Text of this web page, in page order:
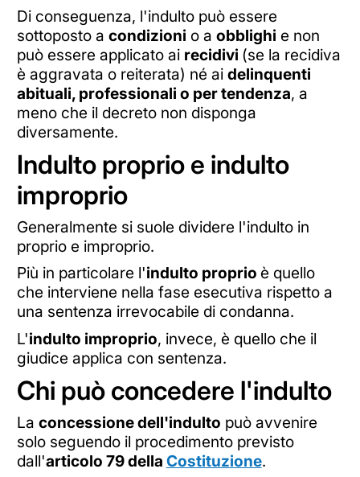
Di conseguenza, l'indulto può essere
sottoposto a condizioni o a obblighi e non
può essere applicato ai recidivi (se la recidiva
è aggravata o reiterata) né ai delinquenti
abituali, professionali o per tendenza, a
meno che il decreto non disponga
diversamente.
Indulto proprio e indulto
improprio
Generalmente si suole dividere l'indulto in
proprio e improprio.
Più in particolare l'indulto proprio è quello
che interviene nella fase esecutiva rispetto a
una sentenza irrevocabile di condanna.
L'indulto improprio, invece, è quello che il
giudice applica con sentenza.
Chi può concedere l'indulto
La concessione dell'indulto può avvenire
solo seguendo il procedimento previsto
dall'articolo 79 della Costituzione.